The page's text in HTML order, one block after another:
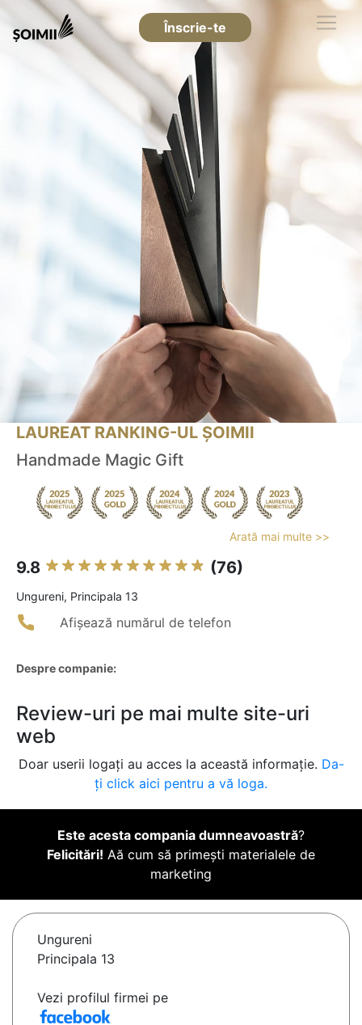
Înscrie-te
LAUREAT RANKING-UL ȘOIMII
Handmade Magic Gift
Arată mai multe >>
9.8 (76)
Ungureni, Principala 13
Afișează numărul de telefon
Despre companie:
Review-uri pe mai multe site-uri
web
Doar userii logați au acces la această informație. Da-
ți click aici pentru a vă loga.
Este acesta compania dumneavoastră?
Felicitări! Aă cum să primești materialele de
marketing
Ungureni
Principala 13
Vezi profilul firmei pe